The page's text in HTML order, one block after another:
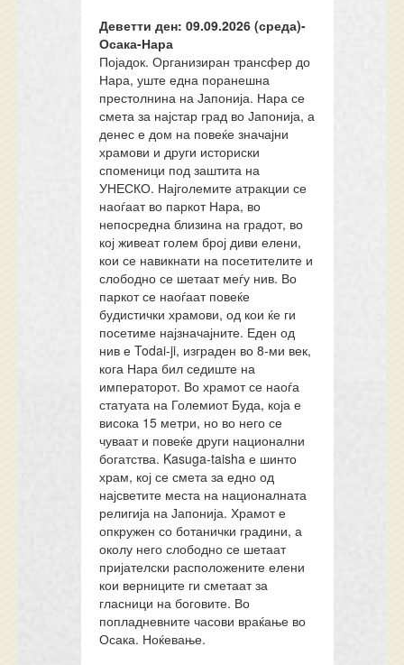
Деветти ден: 09.09.2026 (среда)-
Осака-Нара
Појадок. Организиран трансфер до
Нара, уште една поранешна
престолнина на Јапонија. Нара се
смета за најстар град во Јапонија, а
денес е дом на повеќе значајни
храмови и други историски
споменици под заштита на
УНЕСКО. Најголемите атракции се
наоѓаат во паркот Нара, во
непосредна близина на градот, во
кој живеат голем број диви елени,
кои се навикнати на посетителите и
слободно се шетаат меѓу нив. Во
паркот се наоѓаат повеќе
будистички храмови, од кои ќе ги
посетиме најзначајните. Еден од
нив е Todai-ji, изграден во 8-ми век,
кога Нара бил седиште на
императорот. Во храмот се наоѓа
статуата на Големиот Буда, која е
висока 15 метри, но во него се
чуваат и повеќе други национални
богатства. Kasuga-taisha е шинто
храм, кој се смета за едно од
најсветите места на националната
религија на Јапонија. Храмот е
опкружен со ботанички градини, а
околу него слободно се шетаат
пријателски расположените елени
кои верниците ги сметаат за
гласници на боговите. Во
попладневните часови враќање во
Осака. Ноќевање.